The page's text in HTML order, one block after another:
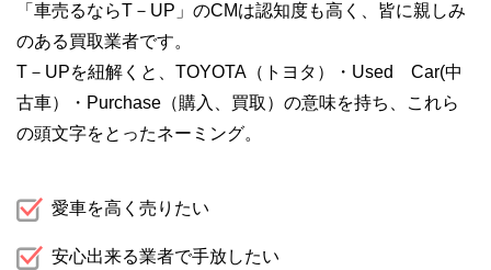
「車売るならT－UP」のCMは認知度も高く、皆に親しみ
のある買取業者です。
T－UPを紐解くと、TOYOTA（トヨタ）・Used Car(中
古車）・Purchase（購入、買取）の意味を持ち、これら
の頭文字をとったネーミング。
愛車を高く売りたい
安心出来る業者で手放したい